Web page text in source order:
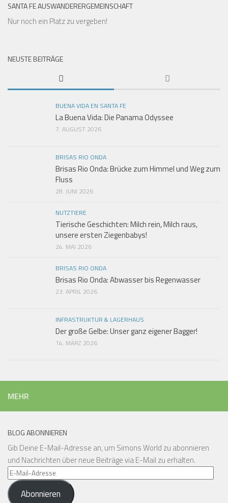
SANTA FE AUSWANDERERGEMEINSCHAFT
Nur noch ein Platz zu vergeben!
NEUSTE BEITRÄGE
BUENA VIDA EN SANTA FE
La Buena Vida: Die Panama Odyssee
7. AUGUST 2026
BRISAS RIO ONDA
Brisas Rio Onda: Brücke zum Himmel und Weg zum
Fluss
28. JUNI 2026
NUTZTIERE
Tierische Geschichten: Milch rein, Milch raus,
unsere ersten Ziegenbabys!
24. MAI 2026
BRISAS RIO ONDA
Brisas Rio Onda: Abwasser bis Regenwasser
23. APRIL 2026
INFRASTRUKTUR & LAGERHAUS
Der große Gelbe: Unser ganz eigener Bagger!
14. MÄRZ 2026
MEHR
BLOG ABONNIEREN
Gib Deine E-Mail-Adresse an, um Simons World zu abonnieren
und Nachrichten über neue Beiträge via E-Mail zu erhalten.
E-
Mail-
AdresseAbonnieren